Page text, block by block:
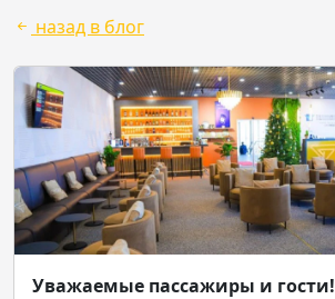
назад в блог
Уважаемые пассажиры и гости!